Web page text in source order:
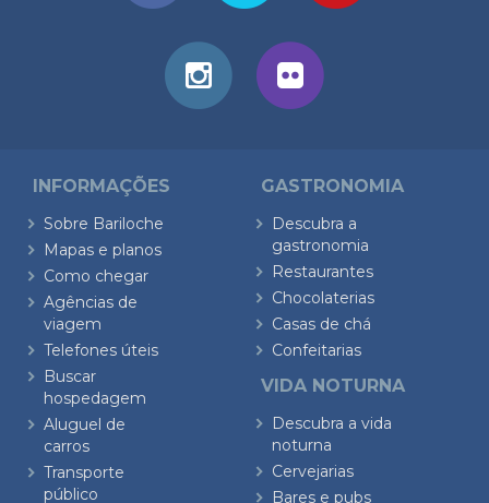
INFORMAÇÕES
Sobre Bariloche
Mapas e planos
Como chegar
Agências de
viagem
Telefones úteis
Buscar
hospedagem
Aluguel de
carros
Transporte
público
GASTRONOMIA
Descubra a
gastronomia
Restaurantes
Chocolaterias
Casas de chá
Confeitarias
VIDA NOTURNA
Descubra a vida
noturna
Cervejarias
Bares e pubs